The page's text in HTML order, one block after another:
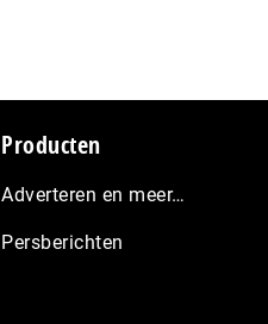
Producten
Adverteren en meer…
Persberichten